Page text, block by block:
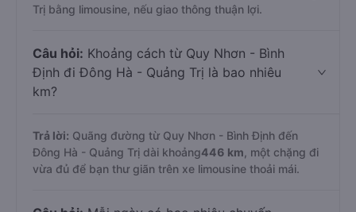
Trị bằng limousine, nếu giao thông thuận lợi.
Câu hỏi: Khoảng cách từ Quy Nhơn - Bình
Định đi Đông Hà - Quảng Trị là bao nhiêu
km?
Trả lời: Quãng đường từ Quy Nhơn - Bình Định đến
Đông Hà - Quảng Trị dài khoảng446 km , một chặng đi
vừa đủ để bạn thư giãn trên xe limousine thoải mái.